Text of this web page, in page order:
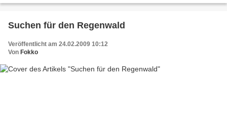
Suchen für den Regenwald
Veröffentlicht am 24.02.2009 10:12
Von Fokko